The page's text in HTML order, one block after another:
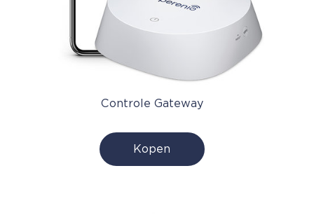
Controle Gateway
Kopen